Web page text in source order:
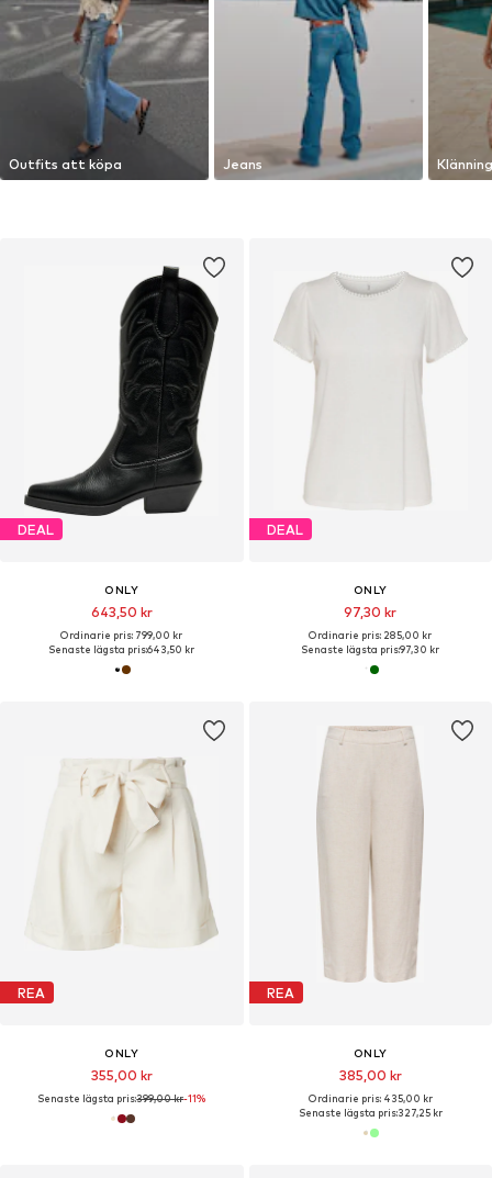
Outfits att köpa Jeans
DEAL
ONLY
643,50 kr
Ordinarie pris: 799,00 kr
Senaste lägsta pris:643,50 kr
DEAL
ONLY
97,30 kr
Ordinarie pris: 285,00 kr
Senaste lägsta pris:97,30 kr
REA
ONLY
355,00 kr
Senaste lägsta pris:399,00 kr-11%
REA
ONLY
385,00 kr
Ordinarie pris: 435,00 kr
Senaste lägsta pris:327,25 kr